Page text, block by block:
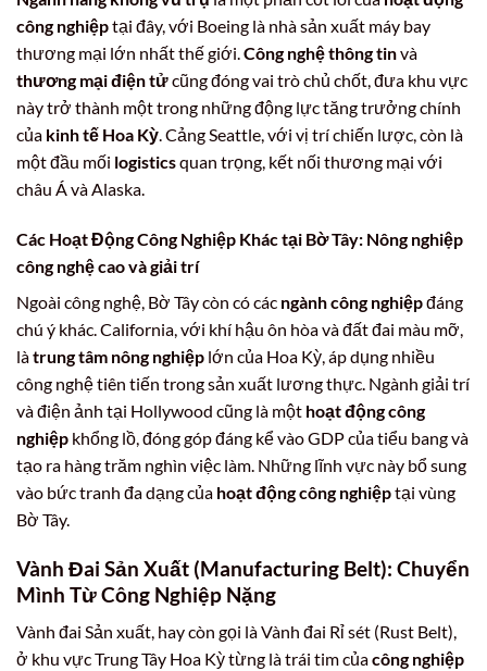
công nghiệptại đây, với Boeing là nhà sản xuất máy bay
thương mại lớn nhất thế giới.Công nghệ thông tinvà
thương mại điện tửcũng đóng vai trò chủ chốt, đưa khu vực
này trở thành một trong những động lực tăng trưởng chính
của kinh tế Hoa Kỳ. Cảng Seattle, với vị trí chiến lược, còn là
một đầu mối logisticsquan trọng, kết nối thương mại với
châu Á và Alaska.
Các Hoạt Động Công Nghiệp Khác tại Bờ Tây: Nông nghiệp
công nghệ cao và giải trí
Ngoài công nghệ, Bờ Tây còn có các ngành công nghiệpđáng
chú ý khác. California, với khí hậu ôn hòa và đất đai màu mỡ,
làtrung tâm nông nghiệp lớn của Hoa Kỳ, áp dụng nhiều
công nghệ tiên tiến trong sản xuất lương thực. Ngành giải trí
và điện ảnh tại Hollywood cũng là một hoạt động công
nghiệp khổng lồ, đóng góp đáng kể vào GDP của tiểu bang và
tạo ra hàng trăm nghìn việc làm. Những lĩnh vực này bổ sung
vào bức tranh đa dạng của hoạt động công nghiệptại vùng
Bờ Tây.
Vành Đai Sản Xuất (Manufacturing Belt): Chuyển
Mình TừCông Nghiệp Nặng
Vành đai Sản xuất, hay còn gọi là Vành đai Rỉ sét (Rust Belt),
ở khu vực Trung Tây Hoa Kỳ từng là trái tim củacông nghiệp